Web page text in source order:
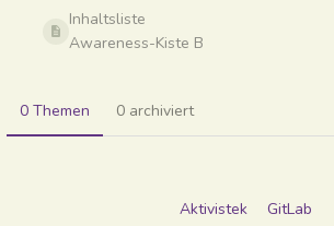
Inhaltsliste
Awareness-Kiste B
0 Themen 0 archiviert
Aktivistek GitLab